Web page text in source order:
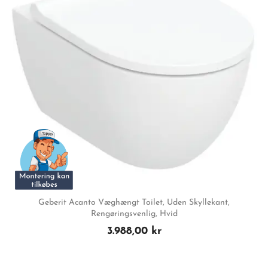
Geberit Acanto Væghængt Toilet, Uden Skyllekant,
Rengøringsvenlig, Hvid
3.988,00 kr